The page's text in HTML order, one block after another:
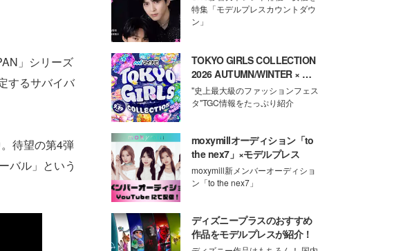
」シリーズ
するサバイバ
待望の第4弾
バル」という
特集「モデルプレスカウントダウ
ン」
TOKYO GIRLS COLLECTION
2026 AUTUMN/WINTER × モ
デルプレス
"史上最大級のファッションフェス
タ"TGC情報をたっぷり紹介
moxymillオーディション「to
the nex7」×モデルプレス
moxymill新メンバーオーディショ
ン「to the nex7」
ディズニープラスのおすすめ
作品をモデルプレスが紹介！